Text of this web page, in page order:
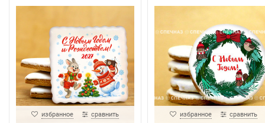
избранное сравнить избранное сравнить